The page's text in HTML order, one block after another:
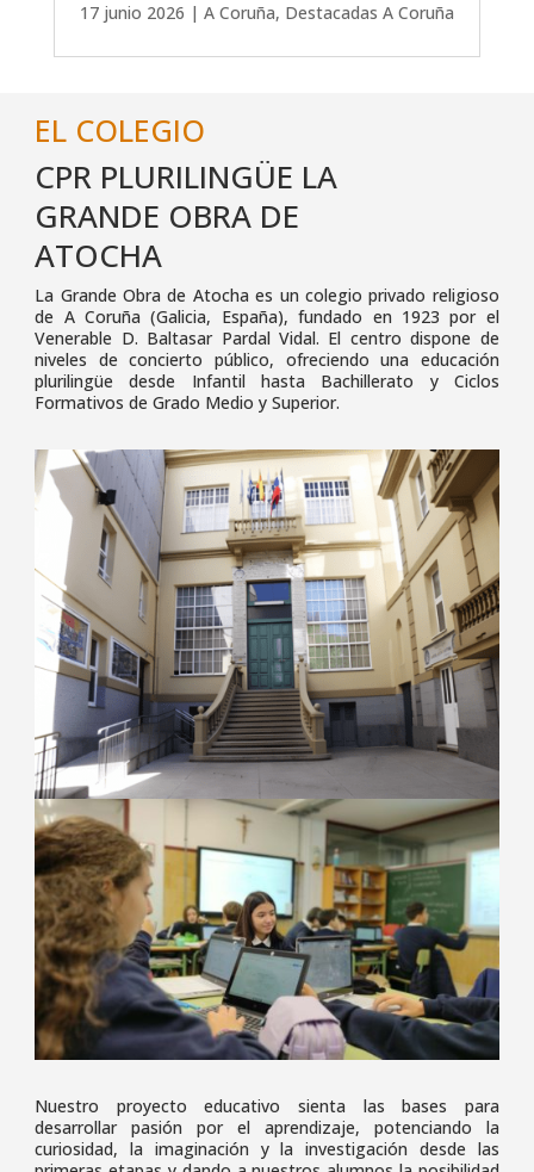
17 junio 2026 | A Coruña, Destacadas A Coruña
EL COLEGIO
CPR PLURILINGÜE LA
GRANDE OBRA DE
ATOCHA
La Grande Obra de Atocha es un colegio privado religioso
de A Coruña (Galicia, España), fundado en 1923 por el
Venerable D. Baltasar Pardal Vidal. El centro dispone de
niveles de concierto público, ofreciendo una educación
plurilingüe desde Infantil hasta Bachillerato y Ciclos
Formativos de Grado Medio y Superior.
Nuestro proyecto educativo sienta las bases para
desarrollar pasión por el aprendizaje, potenciando la
curiosidad, la imaginación y la investigación desde las